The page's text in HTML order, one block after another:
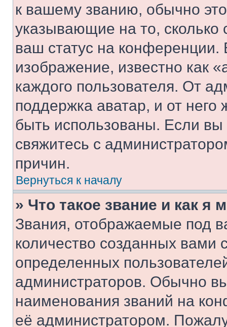
к вашему званию, обычно это
указывающие на то,
ваш статус на
изображение, известно как
каждого пользователя. От
поддержка аватар, и от него
быть использованы. Если
свяжитесь с
причин.
Вернуться к началу
» Что такое звание и как я
Звания, отображаемые под
количество созданных
определенных
администраторов. Обычно
наименования званий на
её администратором.